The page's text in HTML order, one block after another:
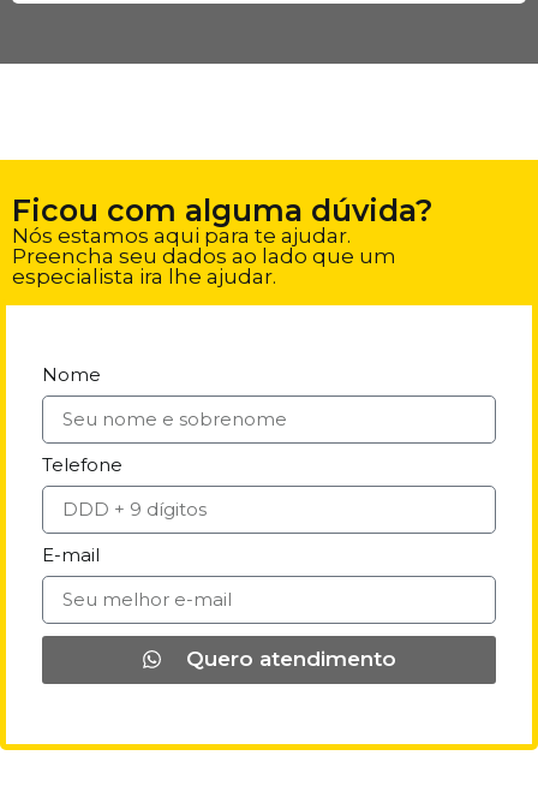
Ficou com alguma dúvida?
Nós estamos aqui para te ajudar.
Preencha seu dados ao lado que um
especialista ira lhe ajudar.
Nome
Telefone
E-mail
Quero atendimento